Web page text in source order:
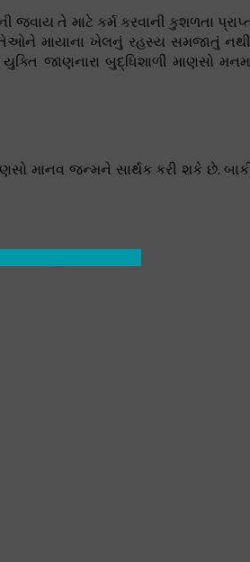
તે માટે કર્મ કરવાની કુશળતા
માયાના ખેલનું રહસ્ય સમજાતું
જાણનારા બુદ્ધિશાળી માણસો
માનવ જન્મને સાર્થક કરી શકે છે.